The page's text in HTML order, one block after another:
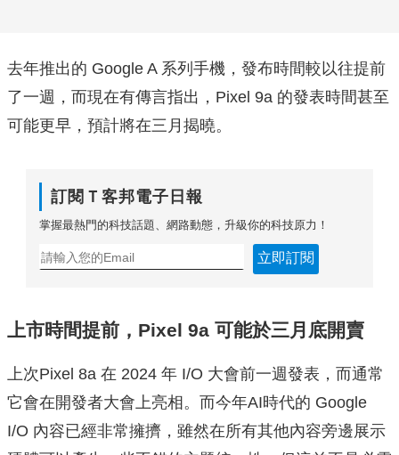
去年推出的 Google A 系列手機，發布時間較以往提前
了一週，而現在有傳言指出，Pixel 9a 的發表時間甚至
可能更早，預計將在三月揭曉。
訂閱Ｔ客邦電子日報
掌握最熱門的科技話題、網路動態，升級你的科技原力！
立即訂閱
上市時間提前，Pixel 9a 可能於三月底開賣
上次Pixel 8a 在 2024 年 I/O 大會前一週發表，而通常
它會在開發者大會上亮相。而今年AI時代的 Google
I/O 內容已經非常擁擠，雖然在所有其他內容旁邊展示